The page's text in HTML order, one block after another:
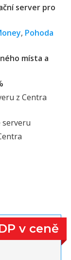
server pro
, Pohoda
místa a
z Centra
serveru
v ceně